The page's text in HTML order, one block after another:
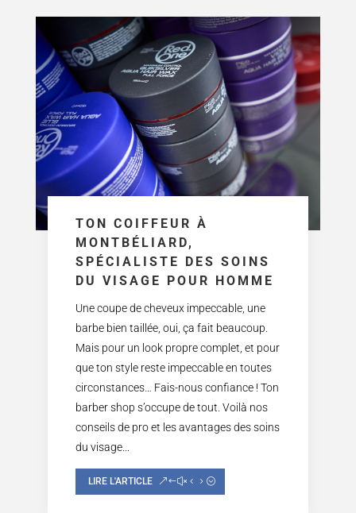
TON COIFFEUR À
MONTBÉLIARD,
SPÉCIALISTE DES SOINS
DU VISAGE POUR HOMME
Une coupe de cheveux impeccable, une
barbe bien taillée, oui, ça fait beaucoup.
Mais pour un look propre complet, et pour
que ton style reste impeccable en toutes
circonstances… Fais-nous confiance ! Ton
barber shop s’occupe de tout. Voilà nos
conseils de pro et les avantages des soins
du visage...
LIRE L'ARTICLE